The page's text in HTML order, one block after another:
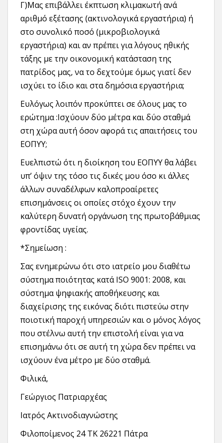
Γ)Μας επιβάλλει έκπτωση κλιμακωτή ανά
αριθμό εξέτασης (ακτινολογικά εργαστήρια) ή
στο συνολικό ποσό (μικροβιολογικά
εργαστήρια) και αν πρέπει για λόγους ηθικής
τάξης με την οικονομική κατάσταση της
πατρίδος μας, να το δεχτούμε όμως γιατί δεν
ισχύει το ίδιο και στα δημόσια εργαστήρια;
Ευλόγως λοιπόν προκύπτει σε όλους μας το
ερώτημα :Ισχύουν δύο μέτρα και δύο σταθμά
στη χώρα αυτή όσον αφορά τις απαιτήσεις του
ΕΟΠΥΥ;
Ευελπιστώ ότι η διοίκηση του ΕΟΠΥΥ θα λάβει
υπ’ όψιν της τόσο τις δικές μου όσο κι άλλες
άλλων συναδέλφων καλοπροαίρετες
επισημάνσεις οι οποίες στόχο έχουν την
καλύτερη δυνατή οργάνωση της πρωτοβάθμιας
φροντίδας υγείας.
*Σημείωση :
Σας ενημερώνω ότι στο ιατρείο μου διαθέτω
σύστημα ποιότητας κατά ISO 9001: 2008, και
σύστημα ψηφιακής αποθήκευσης και
διαχείρισης της εικόνας διότι πιστεύω στην
ποιοτική παροχή υπηρεσιών και ο μόνος λόγος
που στέλνω αυτή την επιστολή είναι για να
επισημάνω ότι σε αυτή τη χώρα δεν πρέπει να
ισχύουν ένα μέτρο με δύο σταθμά.
Φιλικά,
Γεώργιος Πατριαρχέας
Ιατρός Ακτινοδιαγνώστης
Φιλοποίμενος 24 ΤΚ 26221 Πάτρα